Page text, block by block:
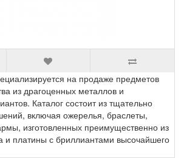
на продаже предметов
из драгоценных металлов и
Каталог состоит из тщательно
включая ожерелья, браслеты,
изготовленных преимущественно из
и платины с бриллиантами высочайшего